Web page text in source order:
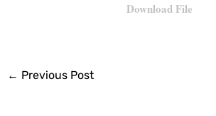
Download File
← Previous Post